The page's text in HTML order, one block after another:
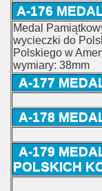
A-176
Medal
wycieczki do
Polskiego w
wymiary: 38mm
A-177
A-178
A-179
POLSKICH